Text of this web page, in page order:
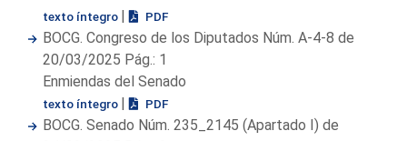
texto íntegro | PDF
BOCG. Congreso de los Diputados Núm. A-4-8 de
20/03/2025 Pág.: 1
Enmiendas del Senado
texto íntegro | PDF
BOCG. Senado Núm. 235_2145 (Apartado I) de